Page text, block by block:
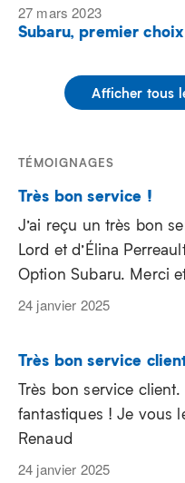
27 mars 2023
Subaru, premier
Afficher tous
TÉMOIGNAGES
Très bon service !
J’ai reçu un très bon
Lord et d’Élina
Option Subaru. Merci
24 janvier 2025
Très bon service
Très bon service
fantastiques ! Je vous
Renaud
24 janvier 2025